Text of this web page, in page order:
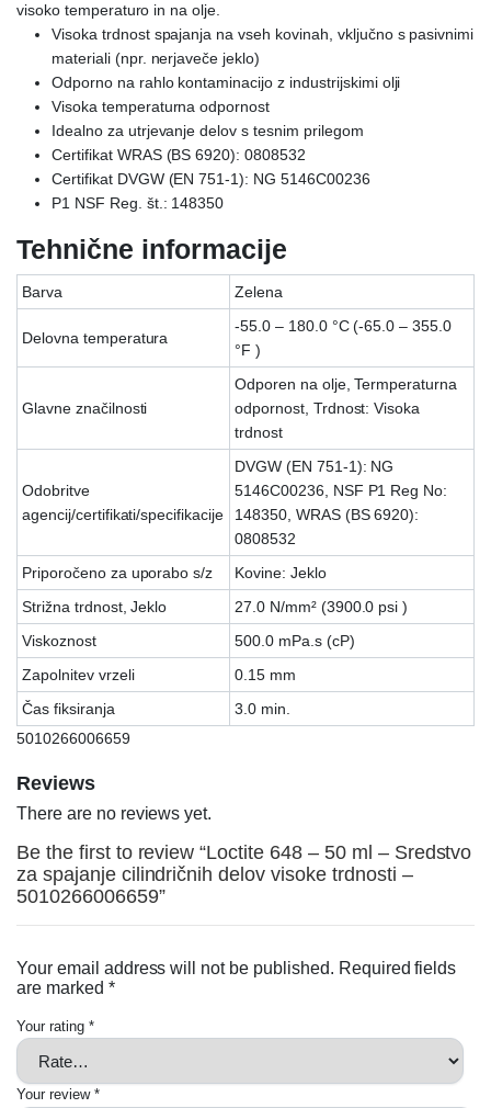
visoko temperaturo in na olje.
Visoka trdnost spajanja na vseh kovinah, vključno s pasivnimi
materiali (npr. nerjaveče jeklo)
Odporno na rahlo kontaminacijo z industrijskimi olji
Visoka temperaturna odpornost
Idealno za utrjevanje delov s tesnim prilegom
Certifikat WRAS (BS 6920): 0808532
Certifikat DVGW (EN 751-1): NG 5146C00236
P1 NSF Reg. št.: 148350
Tehnične informacije
Barva Zelena
Delovna temperatura
-55.0 – 180.0 °C (-65.0 – 355.0
°F )
Glavne značilnosti
Odporen na olje, Termperaturna
odpornost, Trdnost: Visoka
trdnost
Odobritve
agencij/certifikati/specifikacije
DVGW (EN 751-1): NG
5146C00236, NSF P1 Reg No:
148350, WRAS (BS 6920):
0808532
Priporočeno za uporabo s/z
Kovine: Jeklo
Strižna trdnost, Jeklo
27.0 N/mm² (3900.0 psi )
Viskoznost
500.0 mPa.s (cP)
Zapolnitev vrzeli
0.15 mm
Čas fiksiranja
3.0 min.
5010266006659
Reviews
There are no reviews yet.
Be the first to review “Loctite 648 – 50 ml – Sredstvo
za spajanje cilindričnih delov visoke trdnosti –
5010266006659”
Your email address will not be published. Required fields
are marked *
Your rating *
Your review *